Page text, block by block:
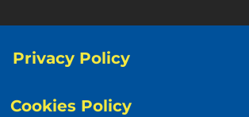
Privacy Policy
Cookies Policy